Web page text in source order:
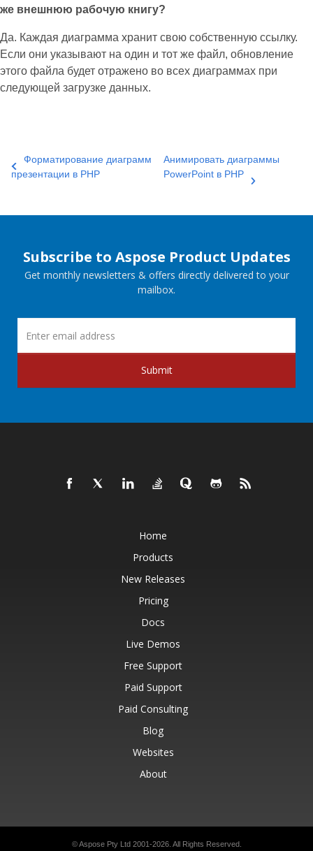
же внешнюю рабочую книгу?
Да. Каждая диаграмма хранит свою собственную ссылку.
Если они указывают на один и тот же файл, обновление
этого файла будет отражено во всех диаграммах при
следующей загрузке данных.
Форматирование диаграмм
презентации в PHP
Анимировать диаграммы
PowerPoint в PHP
Subscribe to Aspose Product Updates
Get monthly newsletters & offers directly delivered to your
mailbox.
Submit
Home
Products
New Releases
Pricing
Docs
Live Demos
Free Support
Paid Support
Paid Consulting
Blog
Websites
About
© Aspose Pty Ltd 2001-2026. All Rights Reserved.